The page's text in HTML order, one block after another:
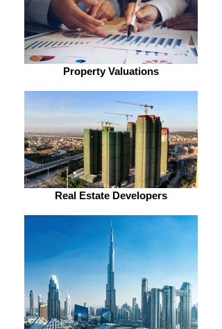
Property Valuations
Real Estate Developers